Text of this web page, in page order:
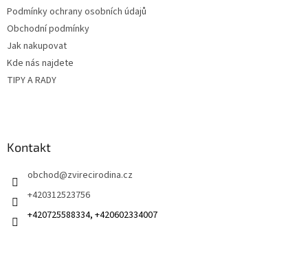
Podmínky ochrany osobních údajů
Obchodní podmínky
Jak nakupovat
Kde nás najdete
TIPY A RADY
Kontakt
obchod@zvirecirodina.cz
+420312523756
+420725588334, +420602334007